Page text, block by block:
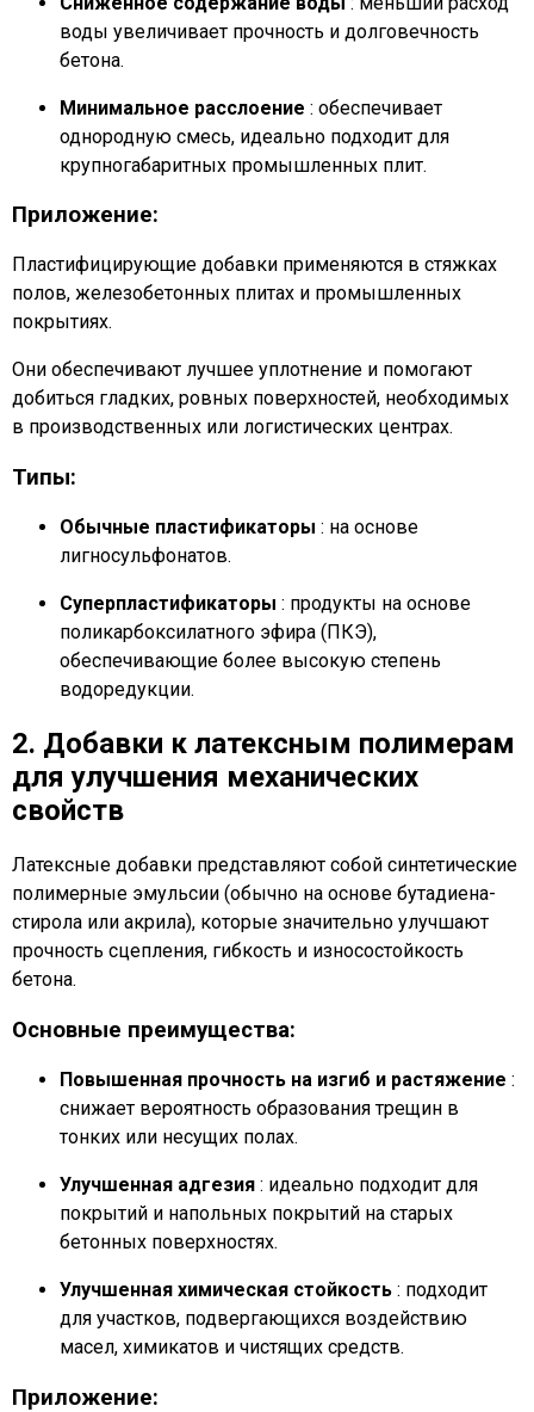
воды увеличивает прочность и долговечность
бетона.
Минимальное расслоение : обеспечивает
однородную смесь, идеально подходит для
крупногабаритных промышленных плит.
Приложение:
Пластифицирующие добавки применяются в стяжках
полов, железобетонных плитах и ​​промышленных
покрытиях.
Они обеспечивают лучшее уплотнение и помогают
добиться гладких, ровных поверхностей, необходимых
в производственных или логистических центрах.
Типы:
Обычные пластификаторы : на основе
лигносульфонатов.
Суперпластификаторы : продукты на основе
поликарбоксилатного эфира (ПКЭ),
обеспечивающие более высокую степень
водоредукции.
2. Добавки к латексным полимерам
для улучшения механических
свойств
Латексные добавки представляют собой синтетические
полимерные эмульсии (обычно на основе бутадиена-
стирола или акрила), которые значительно улучшают
прочность сцепления, гибкость и износостойкость
бетона.
Основные преимущества:
Повышенная прочность на изгиб и растяжение :
снижает вероятность образования трещин в
тонких или несущих полах.
Улучшенная адгезия : идеально подходит для
покрытий и напольных покрытий на старых
бетонных поверхностях.
Улучшенная химическая стойкость : подходит
для участков, подвергающихся воздействию
масел, химикатов и чистящих средств.
Приложение: